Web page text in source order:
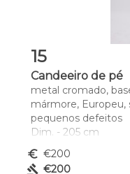
15
Candeeiro de pé
metal cromado,
mármore, Europeu,
pequenos defeitos
Dim. - 205 cm
euro_symbol €200
gavel €200